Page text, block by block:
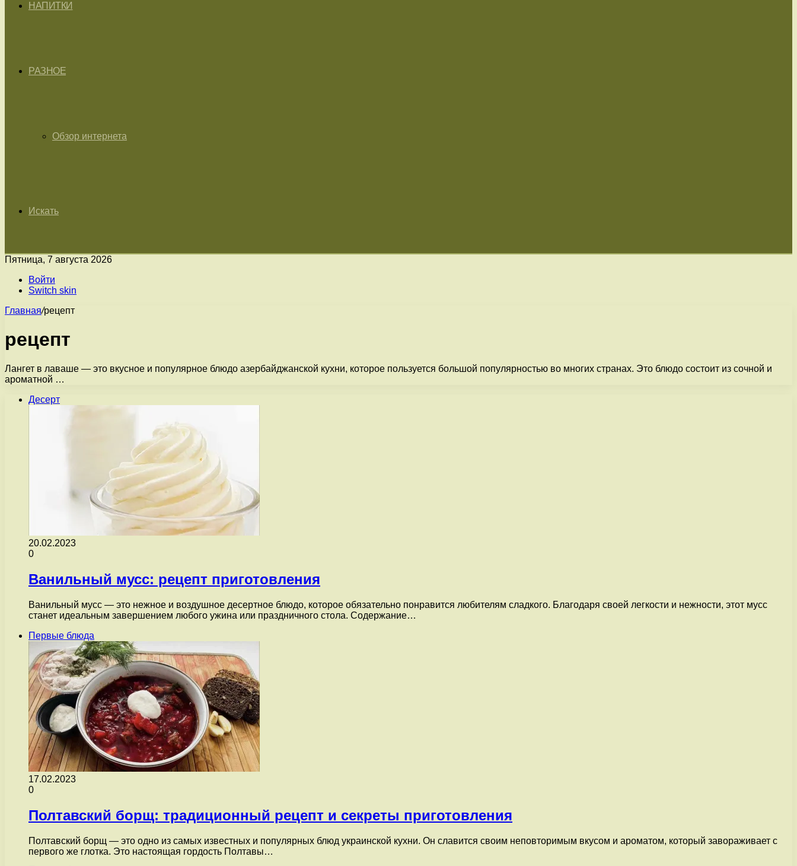
НАПИТКИ
РАЗНОЕ
Обзор интернета
Искать
Пятница, 7 августа 2026
Войти
Switch skin
Главная/рецепт
рецепт
Лангет в лаваше — это вкусное и популярное блюдо азербайджанской кухни, которое пользуется большой популярностью во многих странах. Это блюдо состоит из сочной и
ароматной …
Десерт
20.02.2023
0
Ванильный мусс: рецепт приготовления
Ванильный мусс — это нежное и воздушное десертное блюдо, которое обязательно понравится любителям сладкого. Благодаря своей легкости и нежности, этот мусс
станет идеальным завершением любого ужина или праздничного стола. Содержание…
Первые блюда
17.02.2023
0
Полтавский борщ: традиционный рецепт и секреты приготовления
Полтавский борщ — это одно из самых известных и популярных блюд украинской кухни. Он славится своим неповторимым вкусом и ароматом, который завораживает с
первого же глотка. Это настоящая гордость Полтавы…